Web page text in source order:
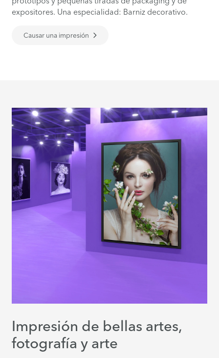
expositores. Una especialidad: Barniz decorativo.
Causar una impresión
Impresión de bellas artes,
fotografía y arte